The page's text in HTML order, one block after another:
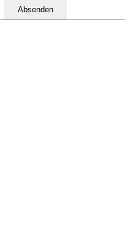
Bitte lassen Sie dieses Feld leer